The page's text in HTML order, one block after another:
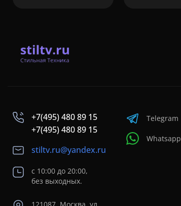
+7(495) 480 89 15
+7(495) 480 89 15
stiltv.ru@yandex.ru
с 10:00 до 20:00,
без выходных.
Telegram
Whatsapp